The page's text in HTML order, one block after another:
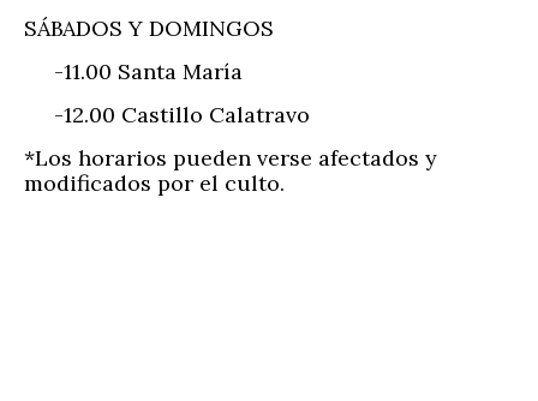
SÁBADOS Y DOMINGOS
-11.00 Santa María
-12.00 Castillo Calatravo
*Los horarios pueden verse afectados y
modificados por el culto.